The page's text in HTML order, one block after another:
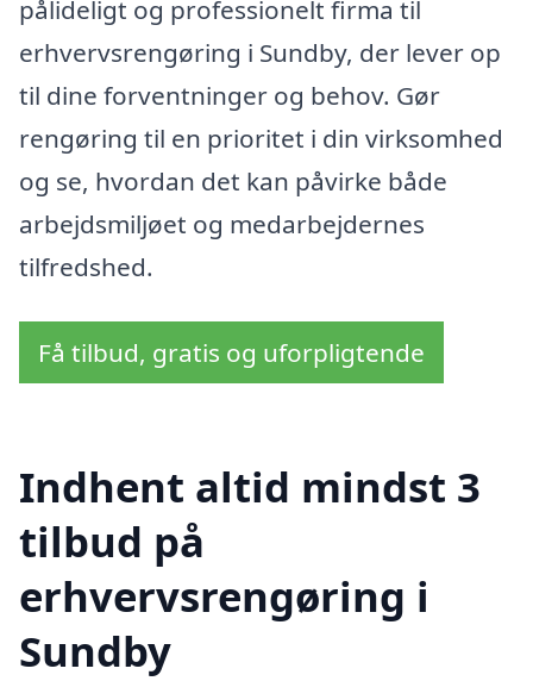
pålideligt og professionelt firma til
erhvervsrengøring i Sundby, der lever op
til dine forventninger og behov. Gør
rengøring til en prioritet i din virksomhed
og se, hvordan det kan påvirke både
arbejdsmiljøet og medarbejdernes
tilfredshed.
Få tilbud, gratis og uforpligtende
Indhent altid mindst 3
tilbud på
erhvervsrengøring i
Sundby